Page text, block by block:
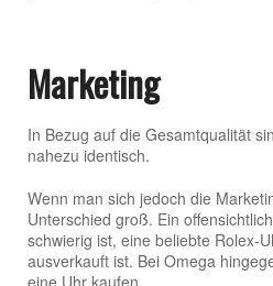
Marketing
In Bezug auf die Gesamtqualität
nahezu identisch.
Wenn man sich jedoch die
Unterschied groß. Ein
schwierig ist, eine beliebte Rolex-
ausverkauft ist. Bei Omega
eine Uhr kaufen.